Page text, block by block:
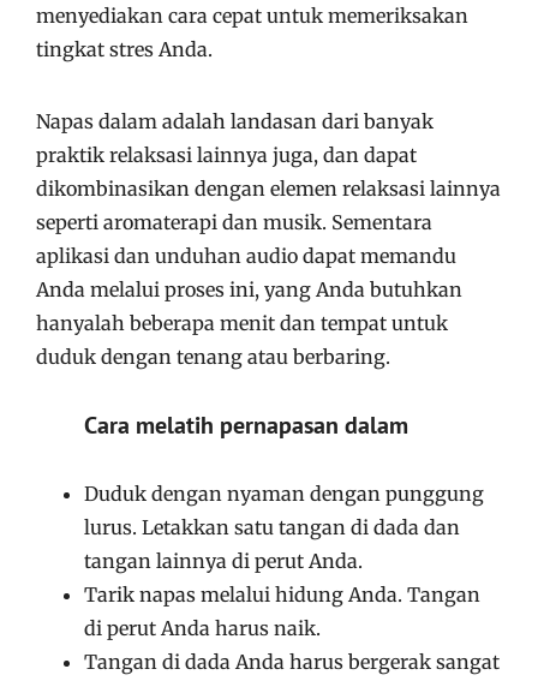
menyediakan cara cepat untuk memeriksakan
tingkat stres Anda.
Napas dalam adalah landasan dari banyak
praktik relaksasi lainnya juga, dan dapat
dikombinasikan dengan elemen relaksasi lainnya
seperti aromaterapi dan musik. Sementara
aplikasi dan unduhan audio dapat memandu
Anda melalui proses ini, yang Anda butuhkan
hanyalah beberapa menit dan tempat untuk
duduk dengan tenang atau berbaring.
Cara melatih pernapasan dalam
Duduk dengan nyaman dengan punggung
lurus. Letakkan satu tangan di dada dan
tangan lainnya di perut Anda.
Tarik napas melalui hidung Anda. Tangan
di perut Anda harus naik.
Tangan di dada Anda harus bergerak sangat